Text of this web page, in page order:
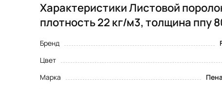
Характеристики Листовой
плотность 22 кг/м3, толщина ппу
Бренд
Цвет
Марка